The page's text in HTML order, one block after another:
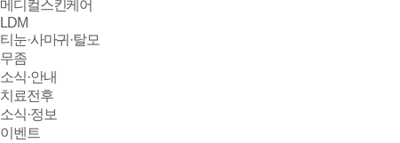
메디컬스킨케어
LDM
티눈·사마귀·탈모
무좀
소식·안내
치료전후
소식·정보
이벤트